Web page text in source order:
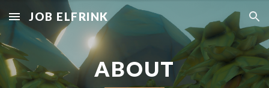
Skip to main content Skip to navigation
JOB ELFRINK
ABOUT